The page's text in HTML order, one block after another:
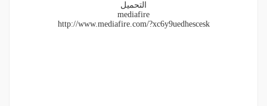
التحميل
mediafire
http://www.mediafire.com/?xc6y9uedhescesk